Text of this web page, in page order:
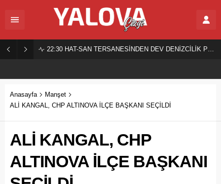
22:30 HAT-SAN TERSANESİNDEN DEV DENİZCİLİK PROJESİ!
Anasayfa
Manşet
ALİ KANGAL, CHP ALTINOVA İLÇE BAŞKANI SEÇİLDİ
ALİ KANGAL, CHP
ALTINOVA İLÇE BAŞKANI